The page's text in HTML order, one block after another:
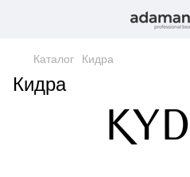
Каталог Кидра
Кидра